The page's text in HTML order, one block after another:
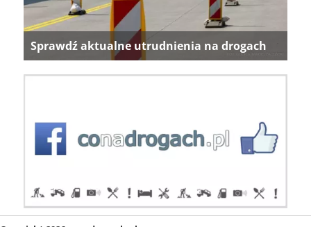
Sprawdź aktualne utrudnienia na drogach